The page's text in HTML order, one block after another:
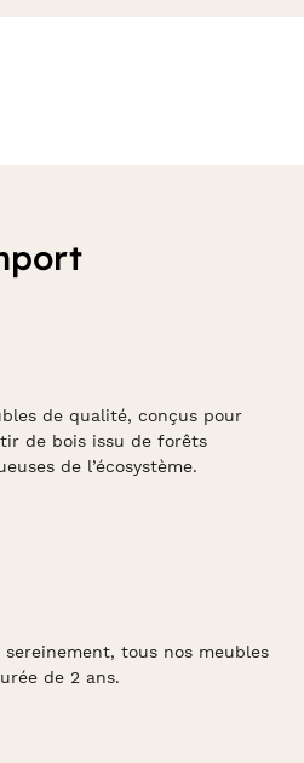
de qualité, conçus pour
de bois issu de forêts
de l’écosystème.
sereinement, tous nos meubles
de 2 ans.